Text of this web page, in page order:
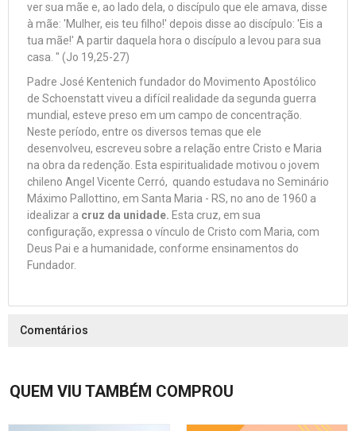
ver sua mãe e, ao lado dela, o discípulo que ele amava, disse
à mãe: 'Mulher, eis teu filho!' depois disse ao discípulo: 'Eis a
tua mãe!' A partir daquela hora o discípulo a levou para sua
casa. " (Jo 19,25-27)
Padre José Kentenich fundador do Movimento Apostólico
de Schoenstatt viveu a difícil realidade da segunda guerra
mundial, esteve preso em um campo de concentração.
Neste período, entre os diversos temas que ele
desenvolveu, escreveu sobre a relação entre Cristo e Maria
na obra da redenção. Esta espiritualidade motivou o jovem
chileno Angel Vicente Cerró, quando estudava no Seminário
Máximo Pallottino, em Santa Maria - RS, no ano de 1960 a
idealizar a cruz da unidade. Esta cruz, em sua
configuração, expressa o vínculo de Cristo com Maria, com
Deus Pai e a humanidade, conforme ensinamentos do
Fundador.
Comentários
QUEM VIU TAMBÉM COMPROU